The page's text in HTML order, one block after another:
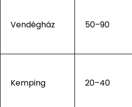
Vendégház 50–90
Kemping 20–40